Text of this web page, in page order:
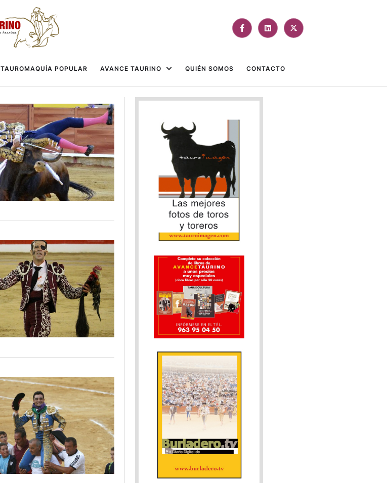
TAUROMAQUÍA POPULAR AVANCE TAURINO QUIÉN SOMOS CONTACTO